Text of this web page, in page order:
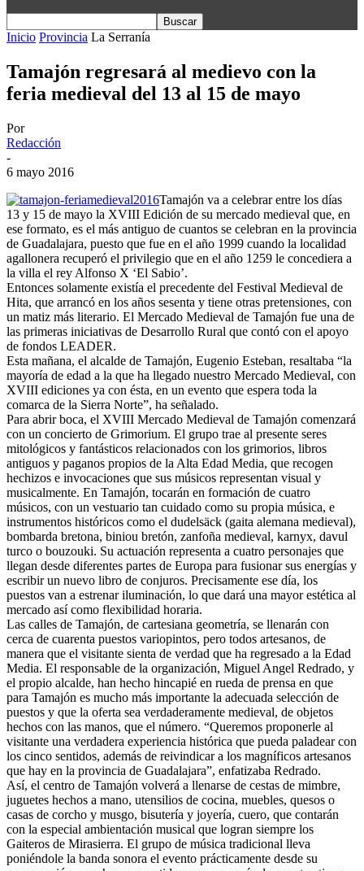
Inicio Provincia La Serranía
Tamajón regresará al medievo con la
feria medieval del 13 al 15 de mayo
Por
Redacción
-
6 mayo 2016
Tamajón va a celebrar entre los días
13 y 15 de mayo la XVIII Edición de su mercado medieval que, en
ese formato, es el más antiguo de cuantos se celebran en la provincia
de Guadalajara, puesto que fue en el año 1999 cuando la localidad
agallonera recuperó el privilegio que en el año 1259 le concediera a
la villa el rey Alfonso X ‘El Sabio’.
Entonces solamente existía el precedente del Festival Medieval de
Hita, que arrancó en los años sesenta y tiene otras pretensiones, con
un matiz más literario. El Mercado Medieval de Tamajón fue una de
las primeras iniciativas de Desarrollo Rural que contó con el apoyo
de fondos LEADER.
Esta mañana, el alcalde de Tamajón, Eugenio Esteban, resaltaba “la
mayoría de edad a la que ha llegado nuestro Mercado Medieval, con
XVIII ediciones ya con ésta, en un evento que espera toda la
comarca de la Sierra Norte”, ha señalado.
Para abrir boca, el XVIII Mercado Medieval de Tamajón comenzará
con un concierto de Grimorium. El grupo trae al presente seres
mitológicos y fantásticos relacionados con los grimorios, libros
antiguos y paganos propios de la Alta Edad Media, que recogen
hechizos e invocaciones que sus músicos representan visual y
musicalmente. En Tamajón, tocarán en formación de cuatro
músicos, con un vestuario tan cuidado como su propia música, e
instrumentos históricos como el dudelsäck (gaita alemana medieval),
bombarda bretona, biniou bretón, zanfoña medieval, karnyx, davul
turco o bouzouki. Su actuación representa a cuatro personajes que
llegan desde diferentes partes de Europa para fusionar sus energías y
escribir un nuevo libro de conjuros. Precisamente ese día, los
puestos van a estrenar iluminación, lo que dará una mayor estética al
mercado así como flexibilidad horaria.
Las calles de Tamajón, de cartesiana geometría, se llenarán con
cerca de cuarenta puestos variopintos, pero todos artesanos, de
manera que el visitante sienta de verdad que ha regresado a la Edad
Media. El responsable de la organización, Miguel Angel Redrado, y
el propio alcalde, han hecho hincapié en rueda de prensa en que
para Tamajón es mucho más importante la adecuada selección de
puestos y que la oferta sea verdaderamente medieval, de objetos
hechos con las manos, que el número. “Queremos proponerle al
visitante una verdadera experiencia histórica que pueda paladear con
los cinco sentidos, además de reivindicar a los magníficos artesanos
que hay en la provincia de Guadalajara”, enfatizaba Redrado.
Así, el centro de Tamajón volverá a llenarse de cestas de mimbre,
juguetes hechos a mano, utensilios de cocina, muebles, quesos o
casas de corcho y musgo, bisutería y joyería, cuero, que contarán
con la especial ambientación musical que logran siempre los
Gaiteros de Mirasierra. El grupo de música tradicional lleva
poniéndole la banda sonora el evento prácticamente desde su